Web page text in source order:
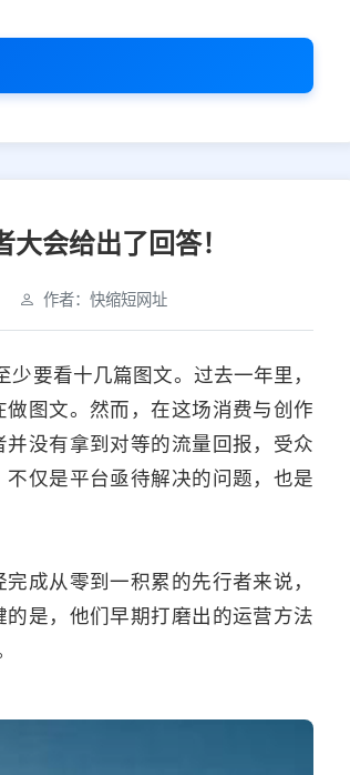
Android PC 其他
会给出了回答！
作者：快缩短网址
要看十几篇图文。过去一年里，
图文。然而，在这场消费与创作
没有拿到对等的流量回报，受众
仅是平台亟待解决的问题，也是
成从零到一积累的先行者来说，
是，他们早期打磨出的运营方法